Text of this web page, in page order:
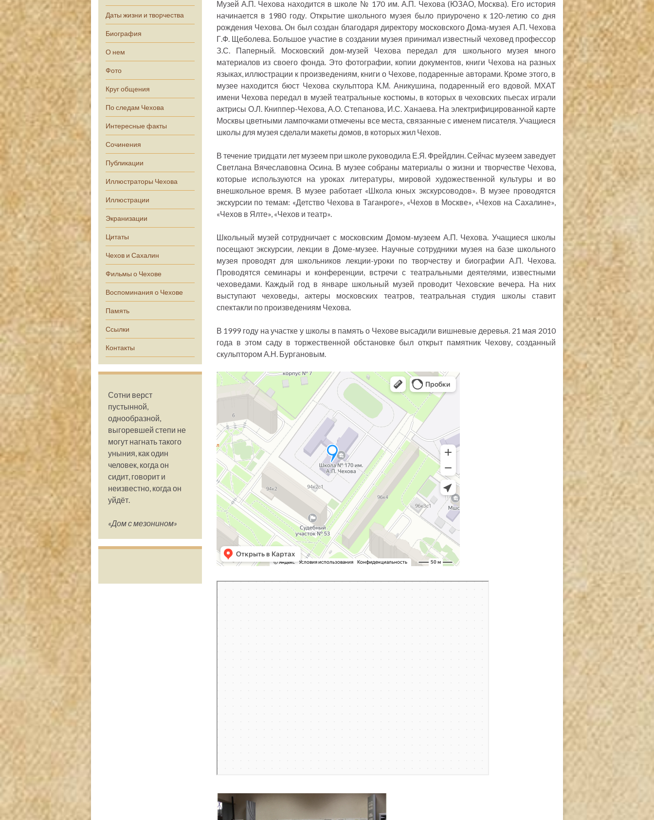
Даты жизни и творчества
Биография
О нем
Фото
Круг общения
По следам Чехова
Интересные факты
Сочинения
Публикации
Иллюстраторы Чехова
Иллюстрации
Экранизации
Цитаты
Чехов и Сахалин
Фильмы о Чехове
Воспоминания о Чехове
Память
Ссылки
Контакты
Сотни верст
пустынной,
однообразной,
выгоревшей степи не
могут нагнать такого
уныния, как один
человек, когда он
сидит, говорит и
неизвестно, когда он
уйдёт.
«Дом с мезонином»
Музей А.П. Чехова находится в школе № 170 им. А.П. Чехова (ЮЗАО, Москва). Его история
начинается в 1980 году. Открытие школьного музея было приурочено к 120-летию со дня
рождения Чехова. Он был создан благодаря директору московского Дома-музея А.П. Чехова
Г.Ф. Щеболева. Большое участие в создании музея принимал известный чеховед профессор
З.С. Паперный. Московский дом-музей Чехова передал для школьного музея много
материалов из своего фонда. Это фотографии, копии документов, книги Чехова на разных
языках, иллюстрации к произведениям, книги о Чехове, подаренные авторами. Кроме этого, в
музее находится бюст Чехова скульптора К.М. Аникушина, подаренный его вдовой. МХАТ
имени Чехова передал в музей театральные костюмы, в которых в чеховских пьесах играли
актрисы О.Л. Книппер-Чехова, А.О. Степанова, И.С. Ханаева. На электрифицированной карте
Москвы цветными лампочками отмечены все места, связанные с именем писателя. Учащиеся
школы для музея сделали макеты домов, в которых жил Чехов.
В течение тридцати лет музеем при школе руководила Е.Я. Фрейдлин. Сейчас музеем заведует
Светлана Вячеславовна Осина. В музее собраны материалы о жизни и творчестве Чехова,
которые используются на уроках литературы, мировой художественной культуры и во
внешкольное время. В музее работает «Школа юных экскурсоводов». В музее проводятся
экскурсии по темам: «Детство Чехова в Таганроге», «Чехов в Москве», «Чехов на Сахалине»,
«Чехов в Ялте», «Чехов и театр».
Школьный музей сотрудничает с московским Домом-музеем А.П. Чехова. Учащиеся школы
посещают экскурсии, лекции в Доме-музее. Научные сотрудники музея на базе школьного
музея проводят для школьников лекции-уроки по творчеству и биографии А.П. Чехова.
Проводятся семинары и конференции, встречи с театральными деятелями, известными
чеховедами. Каждый год в январе школьный музей проводит Чеховские вечера. На них
выступают чеховеды, актеры московских театров, театральная студия школы ставит
спектакли по произведениям Чехова.
В 1999 году на участке у школы в память о Чехове высадили вишневые деревья. 21 мая 2010
года в этом саду в торжественной обстановке был открыт памятник Чехову, созданный
скульптором А.Н. Бургановым.